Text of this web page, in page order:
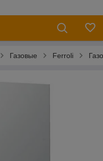
Газовые Ferroli